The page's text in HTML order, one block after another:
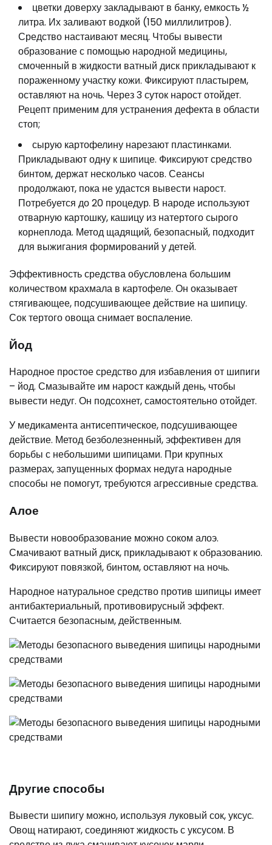
цветки доверху закладывают в банку, емкость ½
литра. Их заливают водкой (150 миллилитров).
Средство настаивают месяц. Чтобы вывести
образование с помощью народной медицины,
смоченный в жидкости ватный диск прикладывают к
пораженному участку кожи. Фиксируют пластырем,
оставляют на ночь. Через 3 суток нарост отойдет.
Рецепт применим для устранения дефекта в области
стоп;
сырую картофелину нарезают пластинками.
Прикладывают одну к шипице. Фиксируют средство
бинтом, держат несколько часов. Сеансы
продолжают, пока не удастся вывести нарост.
Потребуется до 20 процедур. В народе используют
отварную картошку, кашицу из натертого сырого
корнеплода. Метод щадящий, безопасный, подходит
для выжигания формирований у детей.
Эффективность средства обусловлена большим
количеством крахмала в картофеле. Он оказывает
стягивающее, подсушивающее действие на шипицу.
Сок тертого овоща снимает воспаление.
Йод
Народное простое средство для избавления от шипиги
– йод. Смазывайте им нарост каждый день, чтобы
вывести недуг. Он подсохнет, самостоятельно отойдет.
У медикамента антисептическое, подсушивающее
действие. Метод безболезненный, эффективен для
борьбы с небольшими шипицами. При крупных
размерах, запущенных формах недуга народные
способы не помогут, требуются агрессивные средства.
Алое
Вывести новообразование можно соком алоэ.
Смачивают ватный диск, прикладывают к образованию.
Фиксируют повязкой, бинтом, оставляют на ночь.
Народное натуральное средство против шипицы имеет
антибактериальный, противовирусный эффект.
Считается безопасным, действенным.
Другие способы
Вывести шипигу можно, используя луковый сок, уксус.
Овощ натирают, соединяют жидкость с уксусом. В